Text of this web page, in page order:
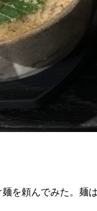
を頼んでみた。麺は